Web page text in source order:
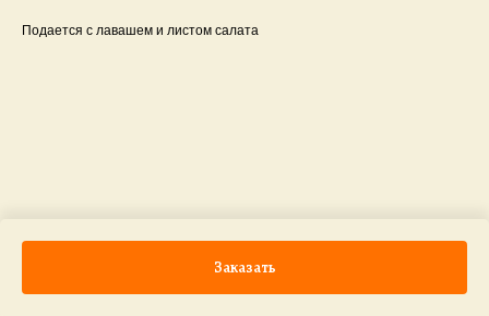
Заказать
Подается с лавашем и листом салата